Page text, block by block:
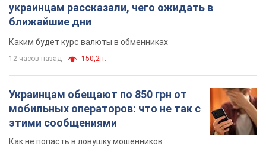
украинцам рассказали, чего ожидать в
ближайшие дни
Каким будет курс валюты в обменниках
12 часов назад 150,2 т.
Украинцам обещают по 850 грн от
мобильных операторов: что не так с
этими сообщениями
Как не попасть в ловушку мошенников